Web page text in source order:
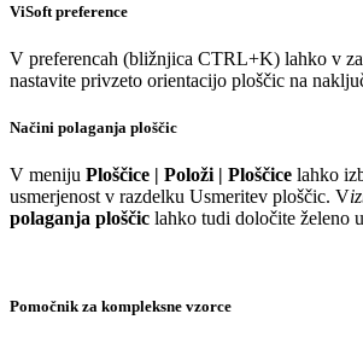
ViSoft preference
V preferencah (bližnjica CTRL+K) lahko v
nastavite privzeto orientacijo ploščic na
Načini polaganja ploščic
V meniju Ploščice | Položi | Ploščice lahko
usmerjenost v razdelku Usmeritev ploščic. V
polaganja ploščic lahko tudi določite želeno
Pomočnik za kompleksne vzorce